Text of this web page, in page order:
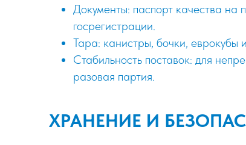
Документы: паспорт качества
госрегистрации.
Тара: канистры, бочки, еврокубы
Стабильность поставок: для
разовая партия.
ХРАНЕНИЕ И